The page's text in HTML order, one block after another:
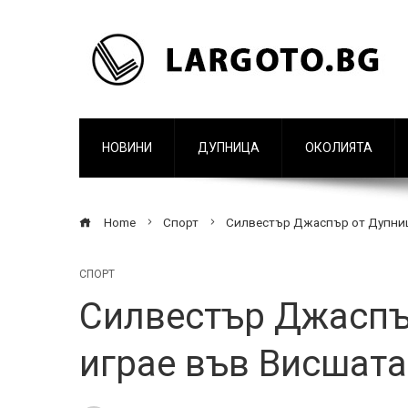
НОВИНИ ДУПНИЦА ОКОЛИЯТА
Home Спорт Силвестър Джаспър от
СПОРТ
Силвестър
играе във